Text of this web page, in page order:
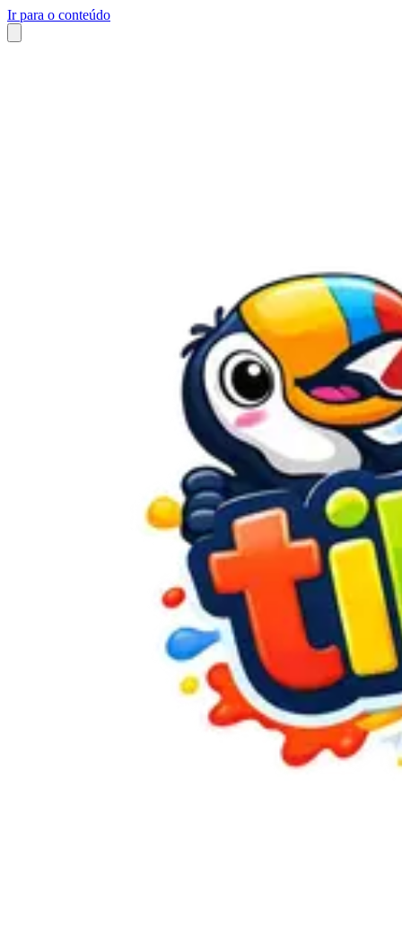
Ir para o conteúdo